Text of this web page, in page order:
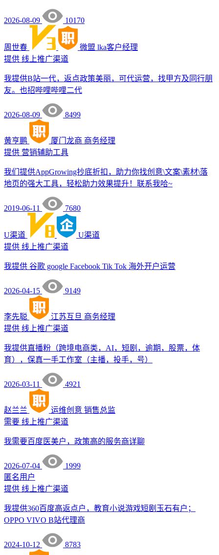
2026-08-09 10170
周世春 微盟 lka客户经理
提供 线上推广渠道
我提供B站一代，返点政策美丽，可代运营，找甲方及同行朋
友。也招哔哩哔哩二代
2026-08-09 8499
黄亨鹏 厦门龙商 商务经理
提供 营销辅助工具
我们提供AppGrowing抄底折扣，助力你找创意\文案\素材\落
地页的强大工具，轻松助力效果提升！联系我哈~
2019-06-11 7680
U渠道
U渠道
提供 线上推广渠道
我提供 谷歌 google Facebook Tik Tok 海外开户运营
2026-04-15 9149
李先聪 江苏互旦 商务经理
提供 线上推广渠道
我提供直播粉（跨境电商类，AI，短剧，逾期，股票，体
育），保真一手工作室（主播，投手，号）
2026-03-11 4921
赵兰兰 运维创意 销售总监
需要 线上推广渠道
我需要百度医美户，政策高的服务商详聊
2026-07-04
1999
匿名用户
提供 线上推广渠道
我提供360百度高返点户，教育小说游戏短剧玉石有户；
OPPO VIVO B站代理商
2024-10-12 8783